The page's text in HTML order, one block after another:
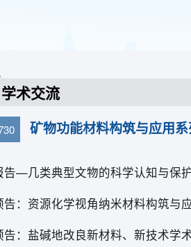
学术交流
矿物功能材料构筑与应用系
告—几类典型文物的科学认知与保
告：资源化学视角纳米材料构筑与
告：盐碱地改良新材料、新技术学